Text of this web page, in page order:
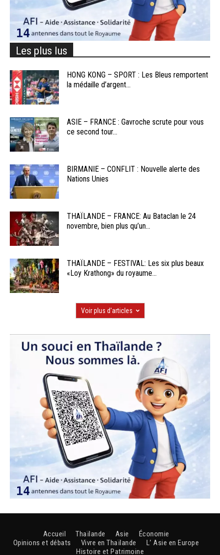
Les plus lus
HONG KONG – SPORT : Les Bleus remportent
la médaille d’argent...
ASIE – FRANCE : Gavroche scrute pour vous
ce second tour...
BIRMANIE – CONFLIT : Nouvelle alerte des
Nations Unies
THAÏLANDE – FRANCE: Au Bataclan le 24
novembre, bien plus qu’un...
THAÏLANDE – FESTIVAL: Les six plus beaux
«Loy Krathong» du royaume...
Voir plus d'articles
Accueil Thaïlande Asie
Économie
Opinions et débats
Vivre en Thaïlande
L’ Asie en Europe
Histoire et Patrimoine